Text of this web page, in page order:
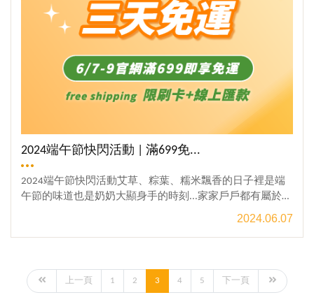
小蜂蜜 (50g) 乙罐。2.一筆訂單限贈乙罐。使用方法：1.登
入會員：系統自派發送「8/5-8/8 狂賀麟洋配二連霸奪金快
閃活動，下單贈50g甜心小蜂蜜 」一張（一個帳號系統只會
派發一次）2.於結帳頁選擇「選擇折價券或輸入領券碼」3.
即可找到贈送券。本優惠活動相關規定：※本活動僅適用於
賴爺爺蜜蜂小森林和宏基蜂蜜官方網站。※本優惠活動無法
與其他的優惠方案合併使用。※本公司保有於活動期間內更
改活動規則內容之權利，活動內容變動將於本活動網頁中
更新，恕不另行通知。✽2024 夏季 ∞ 緻蜂蜜 ✽→侍蜜 第二
件六折♛ 中元普渡 一年一度龍眼蜜活動 ♛→泰國龍眼蜜 特
惠單罐499✽ 台灣優質好蜜，都在這裡 ✽【2024全國國產蜂
蜜評鑑 | 宏基蜂蜜連續16年榮獲肯定】→狂賀 龍眼蜜頭等
獎
2024端午節快閃活動 | 滿699免...
2024端午節快閃活動艾草、粽葉、糯米飄香的日子裡是端
午節的味道也是奶奶大顯身手的時刻...家家戶戶都有屬於自
己的粽子記憶問到你覺得哪裡的粽子最好吃答案都是：
到付款則無法使用此券。若不甚使用，訂單將作廢。活動
時間：2024年6月07日 00:00 ~ 2024年6月09日 23:59活動方
2024.06.07
上一頁 1 2 3 4 5 下一頁